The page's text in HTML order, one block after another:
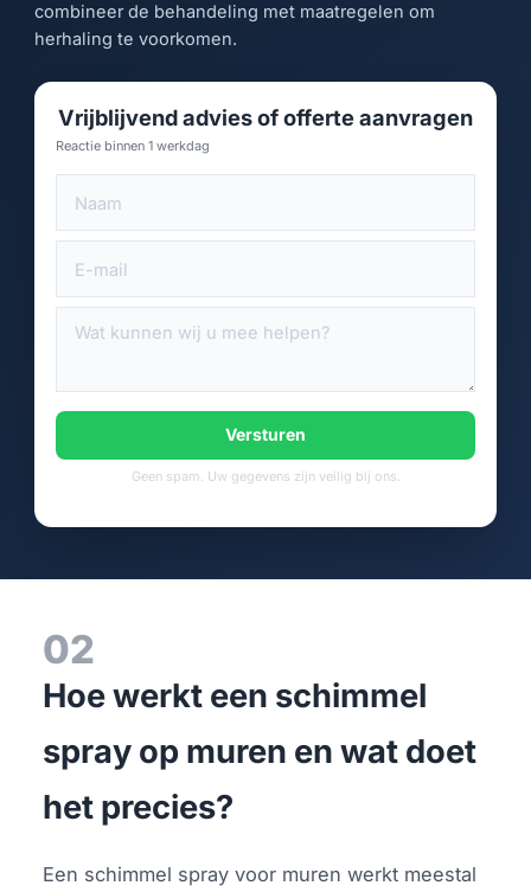
combineer de behandeling met maatregelen om
herhaling te voorkomen.
Vrijblijvend advies of offerte aanvragen
Reactie binnen 1 werkdag
Versturen
Geen spam. Uw gegevens zijn veilig bij ons.
02
Hoe werkt een schimmel
spray op muren en wat doet
het precies?
Een schimmel spray voor muren werkt meestal